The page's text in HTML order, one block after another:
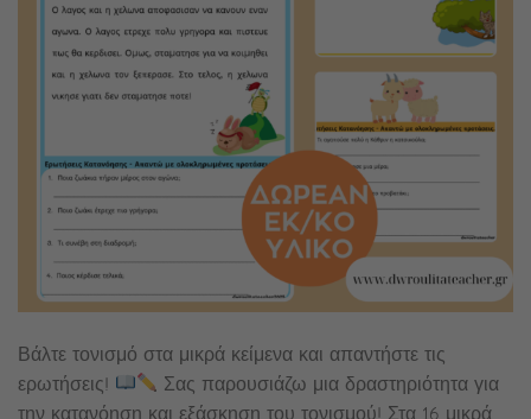
Βάλτε τονισμό στα μικρά κείμενα και απαντήστε τις
ερωτήσεις!
Σας παρουσιάζω μια δραστηριότητα για
την κατανόηση και εξάσκηση του τονισμού! Στα 16 μικρά